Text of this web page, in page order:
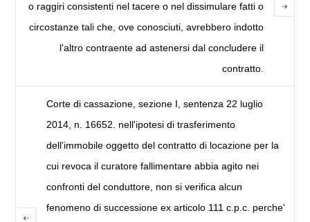
o raggiri consistenti nel tacere o nel dissimulare fatti o
circostanze tali che, ove conosciuti, avrebbero indotto
l'altro contraente ad astenersi dal concludere il
contratto.
Corte di cassazione, sezione I, sentenza 22 luglio
2014, n. 16652. nell'ipotesi di trasferimento
dell'immobile oggetto del contratto di locazione per la
cui revoca il curatore fallimentare abbia agito nei
confronti del conduttore, non si verifica alcun
fenomeno di successione ex articolo 111 c.p.c. perche'